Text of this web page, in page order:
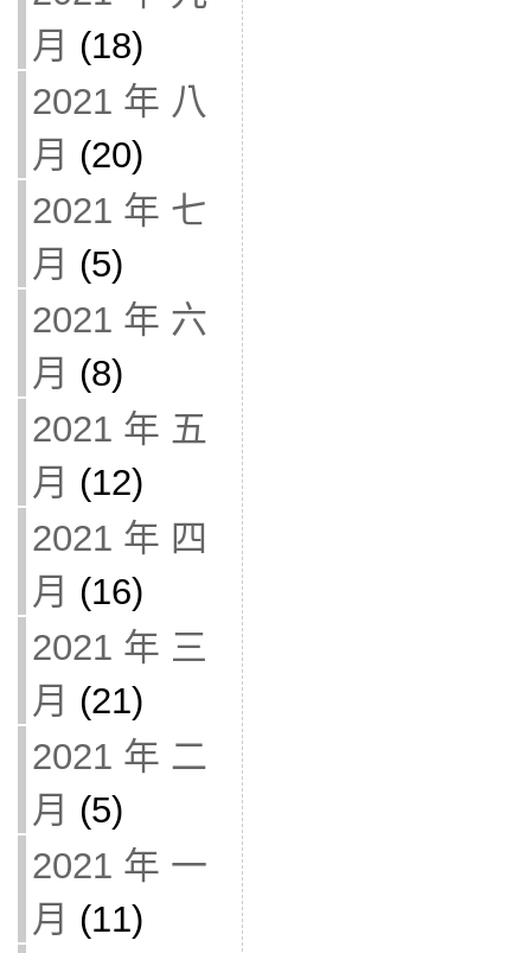
月 (18)
2021 年 八
月 (20)
2021 年 七
月 (5)
2021 年 六
月 (8)
2021 年 五
月 (12)
2021 年 四
月 (16)
2021 年 三
月 (21)
2021 年 二
月 (5)
2021 年 一
月 (11)